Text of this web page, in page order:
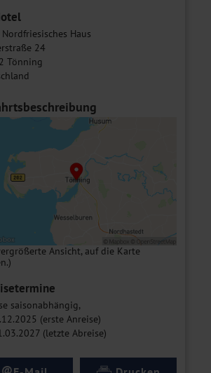
Haus
24
Tönning
Ansicht, auf die Karte
saisonabhängig,
(erste Anreise)
(letzte Abreise)
@